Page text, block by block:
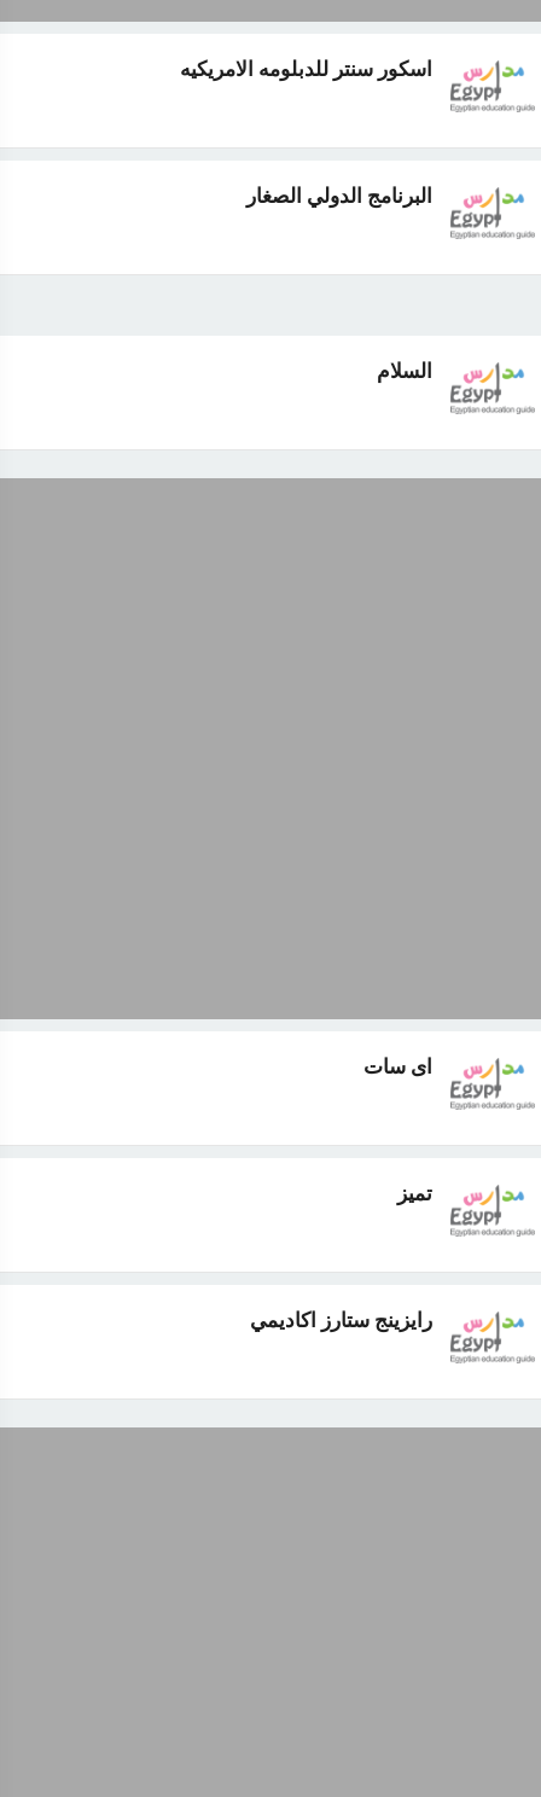
اسكور سنتر للدبلومه الامريكيه
البرنامج الدولي الصغار
السلام
اى سات
تميز
رايزينج ستارز اكاديمي